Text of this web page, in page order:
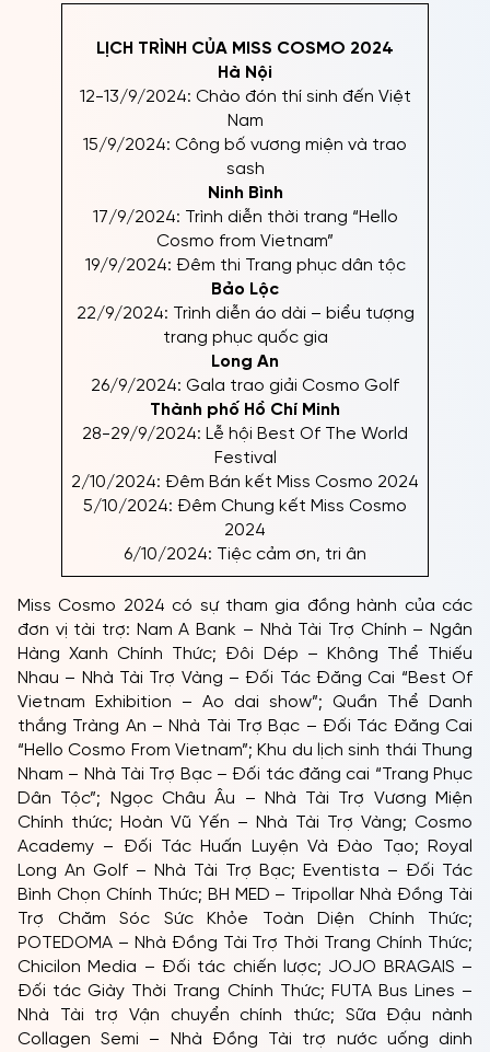
LỊCH TRÌNH CỦA MISS COSMO 2024
Hà Nội
12-13/9/2024: Chào đón thí sinh đến Việt
Nam
15/9/2024: Công bố vương miện và trao
sash
Ninh Bình
17/9/2024: Trình diễn thời trang “Hello
Cosmo from Vietnam”
19/9/2024: Đêm thi Trang phục dân tộc
Bảo Lộc
22/9/2024: Trình diễn áo dài – biểu tượng
trang phục quốc gia
Long An
26/9/2024: Gala trao giải Cosmo Golf
Thành phố Hồ Chí Minh
28-29/9/2024: Lễ hội Best Of The World
Festival
2/10/2024: Đêm Bán kết Miss Cosmo 2024
5/10/2024: Đêm Chung kết Miss Cosmo
2024
6/10/2024: Tiệc cảm ơn, tri ân
Miss Cosmo 2024 có sự tham gia đồng hành của các
đơn vị tài trợ: Nam A Bank – Nhà Tài Trợ Chính – Ngân
Hàng Xanh Chính Thức; Đôi Dép – Không Thể Thiếu
Nhau – Nhà Tài Trợ Vàng – Đối Tác Đăng Cai “Best Of
Vietnam Exhibition – Ao dai show”; Quần Thể Danh
thắng Tràng An – Nhà Tài Trợ Bạc – Đối Tác Đăng Cai
“Hello Cosmo From Vietnam”; Khu du lịch sinh thái Thung
Nham – Nhà Tài Trợ Bạc – Đối tác đăng cai “Trang Phục
Dân Tộc”; Ngọc Châu Âu – Nhà Tài Trợ Vương Miện
Chính thức; Hoàn Vũ Yến – Nhà Tài Trợ Vàng; Cosmo
Academy – Đối Tác Huấn Luyện Và Đào Tạo; Royal
Long An Golf – Nhà Tài Trợ Bạc; Eventista – Đối Tác
Bình Chọn Chính Thức; BH MED – Tripollar Nhà Đồng Tài
Trợ Chăm Sóc Sức Khỏe Toàn Diện Chính Thức;
POTEDOMA – Nhà Đồng Tài Trợ Thời Trang Chính Thức;
Chicilon Media – Đối tác chiến lược; JOJO BRAGAIS –
Đối tác Giày Thời Trang Chính Thức; FUTA Bus Lines –
Nhà Tài trợ Vận chuyển chính thức; Sữa Đậu nành
Collagen Semi – Nhà Đồng Tài trợ nước uống dinh